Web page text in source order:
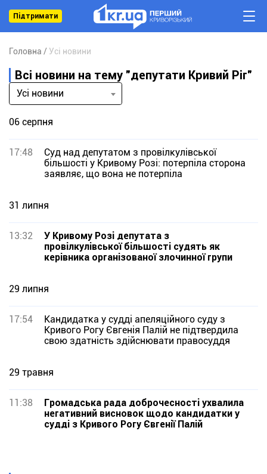
Підтримати
Головна Усі новини
Всі новини на тему "депутати Кривий Ріг"
Усі новини
06 серпня
17:48
Суд над депутатом з провілкулівської
більшості у Кривому Розі: потерпіла сторона
заявляє, що вона не потерпіла
31 липня
13:32
У Кривому Розі депутата з
провілкулівської більшості судять як
керівника організованої злочинної групи
29 липня
17:54
Кандидатка у судді апеляційного суду з
Кривого Рогу Євгенія Палій не підтвердила
свою здатність здійснювати правосуддя
29 травня
11:38
Громадська рада доброчесності ухвалила
негативний висновок щодо кандидатки у
судді з Кривого Рогу Євгенії Палій